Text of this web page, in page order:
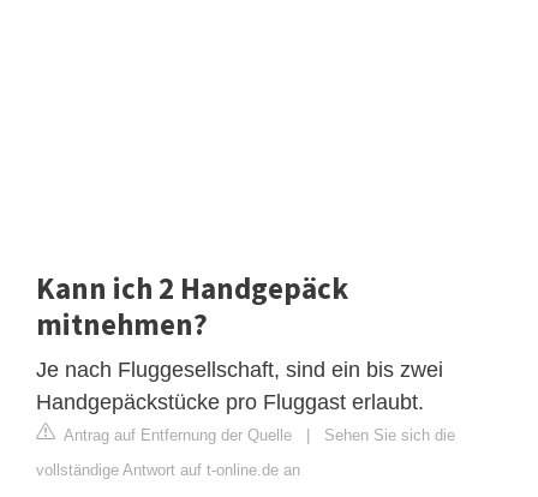
Kann ich 2 Handgepäck
mitnehmen?
Je nach Fluggesellschaft, sind ein bis zwei
Handgepäckstücke pro Fluggast erlaubt.
Antrag auf Entfernung der Quelle | Sehen Sie sich die
vollständige Antwort auf t-online.de an